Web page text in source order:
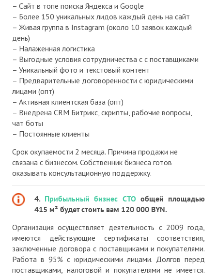
– Сайт в топе поиска Яндекса и Google
– Более 150 уникальных лидов каждый день на сайт
– Живая группа в Instagram (около 10 заявок каждый
день)
– Налаженная логистика
– Выгодные условия сотрудничества с с поставщиками
– Уникальный фото и текстовый контент
– Предварительные договоренности с юридическими
лицами (опт)
– Активная клиентская база (опт)
– Внедрена CRM Битрикс, скрипты, рабочие вопросы,
чат боты
– Постоянные клиенты
Срок окупаемости 2 месяца. Причина продажи не
связана с бизнесом. Собственник бизнеса готов
оказывать консультационную поддержку.
4. Прибыльный бизнес СТО общей площадью
415 м² будет стоить вам 120 000 BYN.
Организация осуществляет деятельность с 2009 года,
имеются действующие сертификаты соответствия,
заключенные договора с поставщиками и покупателями.
Работа в 95% с юридическими лицами. Долгов перед
поставщиками, налоговой и покупателями не имеется.